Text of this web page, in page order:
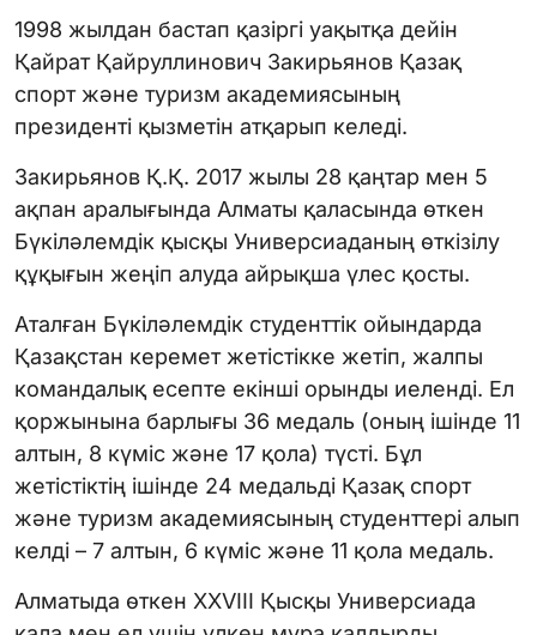
1998 жылдан бастап қазіргі уақытқа дейін
Қайрат Қайруллинович Закирьянов Қазақ
спорт және туризм академиясының
президенті қызметін атқарып келеді.
Закирьянов Қ.Қ. 2017 жылы 28 қаңтар мен 5
ақпан аралығында Алматы қаласында өткен
Бүкіләлемдік қысқы Универсиаданың өткізілу
құқығын жеңіп алуда айрықша үлес қосты.
Аталған Бүкіләлемдік студенттік ойындарда
Қазақстан керемет жетістікке жетіп, жалпы
командалық есепте екінші орынды иеленді. Ел
қоржынына барлығы 36 медаль (оның ішінде 11
алтын, 8 күміс және 17 қола) түсті. Бұл
жетістіктің ішінде 24 медальді Қазақ спорт
және туризм академиясының студенттері алып
келді – 7 алтын, 6 күміс және 11 қола медаль.
Алматыда өткен XXVIII Қысқы Универсиада